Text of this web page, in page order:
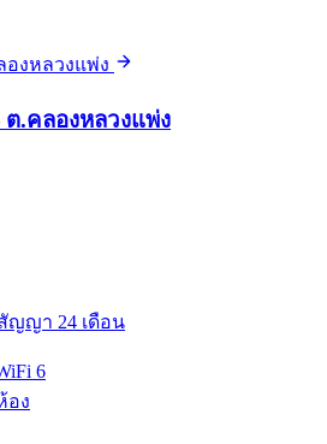
องหลวงแพ่ง
.คลองหลวงแพ่ง
ญญา 24 เดือน
6
อง